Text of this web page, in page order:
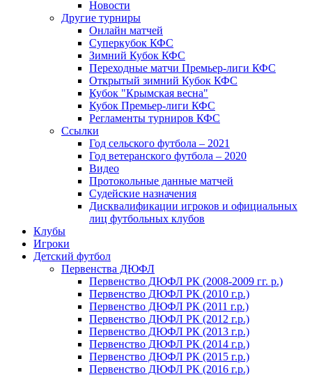
Новости
Другие турниры
Онлайн матчей
Суперкубок КФС
Зимний Кубок КФС
Переходные матчи Премьер-лиги КФС
Открытый зимний Кубок КФС
Кубок "Крымская весна"
Кубок Премьер-лиги КФС
Регламенты турниров КФС
Ссылки
Год сельского футбола – 2021
Год ветеранского футбола – 2020
Видео
Протокольные данные матчей
Судейские назначения
Дисквалификации игроков и официальных
лиц футбольных клубов
Клубы
Игроки
Детский футбол
Первенства ДЮФЛ
Первенство ДЮФЛ РК (2008-2009 гг. р.)
Первенство ДЮФЛ РК (2010 г.р.)
Первенство ДЮФЛ РК (2011 г.р.)
Первенство ДЮФЛ РК (2012 г.р.)
Первенство ДЮФЛ РК (2013 г.р.)
Первенство ДЮФЛ РК (2014 г.р.)
Первенство ДЮФЛ РК (2015 г.р.)
Первенство ДЮФЛ РК (2016 г.р.)